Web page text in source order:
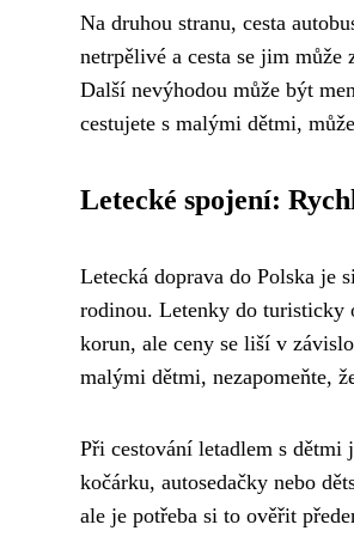
Na druhou stranu, cesta
netrpělivé a cesta se jim může
Další nevýhodou může být
cestujete s malými dětmi,
Letecké spojení:
Letecká doprava do Polska je
rodinou. Letenky do turisticky
korun, ale ceny se liší v
malými dětmi, nezapomeňte,
Při cestování letadlem s dětmi
kočárku, autosedačky nebo
ale je potřeba si to ověřit